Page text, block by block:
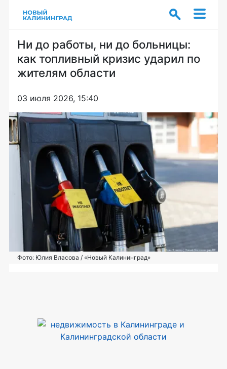
Ни до работы, ни до больницы:
как топливный кризис ударил по
жителям области
03 июля 2026, 15:40
Фото: Юлия Власова / «Новый Калининград»